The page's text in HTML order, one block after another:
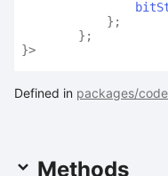
} ;
} ;
}>
Defined in packages/
Methods